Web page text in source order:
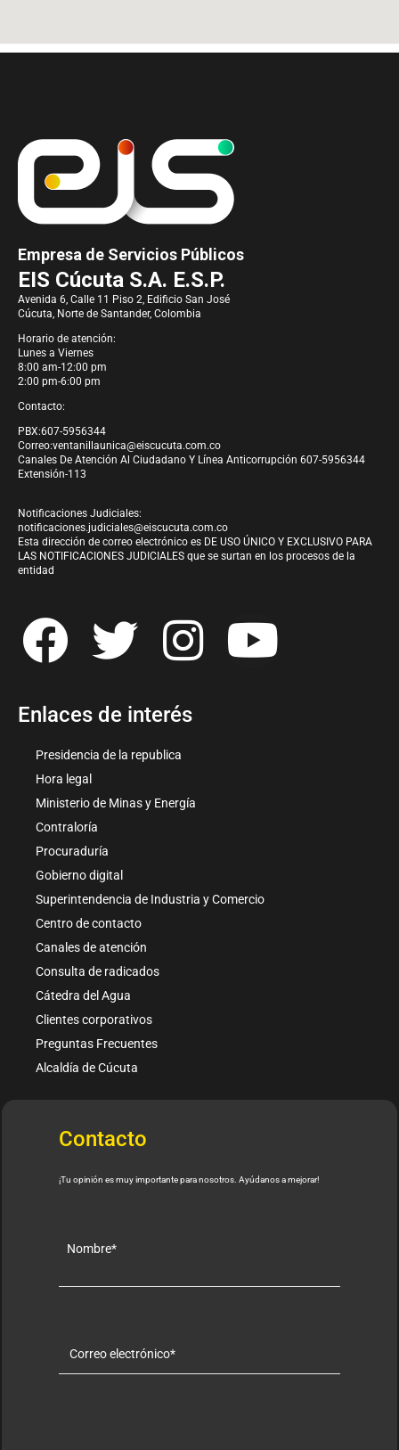
Empresa de Servicios Públicos
EIS Cúcuta S.A. E.S.P.
Avenida 6, Calle 11 Piso 2, Edificio San José
Cúcuta, Norte de Santander, Colombia
Horario de atención:
Lunes a Viernes
8:00 am-12:00 pm
2:00 pm-6:00 pm
Contacto:
PBX:607-5956344
Correo:ventanillaunica@eiscucuta.com.co
Canales De Atención Al Ciudadano Y Línea Anticorrupción 607-5956344
Extensión-113
Notificaciones Judiciales:
notificaciones.judiciales@eiscucuta.com.co
Esta dirección de correo electrónico es DE USO ÚNICO Y EXCLUSIVO PARA
LAS NOTIFICACIONES JUDICIALES que se surtan en los procesos de la
entidad
Enlaces de interés
Presidencia de la republica
Hora legal
Ministerio de Minas y Energía
Contraloría
Procuraduría
Gobierno digital
Superintendencia de Industria y Comercio
Centro de contacto
Canales de atención
Consulta de radicados
Cátedra del Agua
Clientes corporativos
Preguntas Frecuentes
Alcaldía de Cúcuta
Contacto
¡Tu opinión es muy importante para nosotros. Ayúdanos a mejorar!